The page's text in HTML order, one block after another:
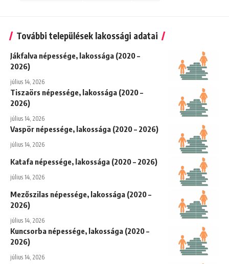
További települések lakossági adatai
Jákfalva népessége, lakossága (2020 –
2026)
július 14, 2026
Tiszaörs népessége, lakossága (2020 –
2026)
július 14, 2026
Vaspör népessége, lakossága (2020 – 2026)
július 14, 2026
Katafa népessége, lakossága (2020 – 2026)
július 14, 2026
Mezőszilas népessége, lakossága (2020 –
2026)
július 14, 2026
Kuncsorba népessége, lakossága (2020 –
2026)
július 14, 2026